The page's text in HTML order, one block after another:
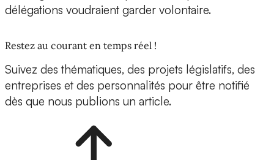
délégations voudraient garder volontaire.
Restez au courant en temps réel !
Suivez des thématiques, des projets législatifs, des
entreprises et des personnalités pour être notifié
dès que nous publions un article.